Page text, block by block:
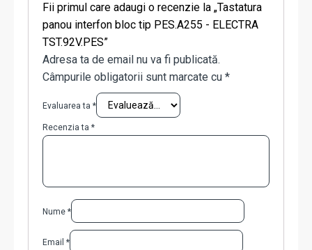
Fii primul care adaugi o recenzie la „Tastatura
panou interfon bloc tip PES.A255 - ELECTRA
TST.92V.PES”
Adresa ta de email nu va fi publicată.
Câmpurile obligatorii sunt marcate cu *
Evaluarea ta *
Recenzia ta *
Nume *
Email *